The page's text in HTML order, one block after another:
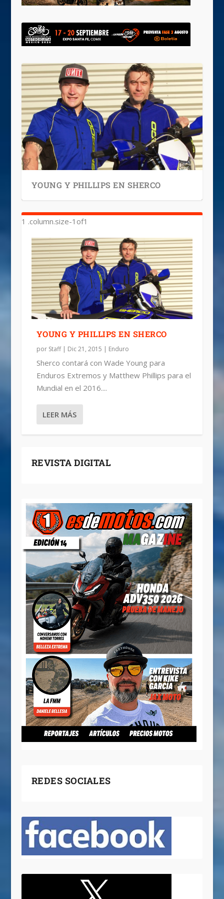
YOUNG Y PHILLIPS EN SHERCO
YOUNG Y PHILLIPS EN SHERCO
por Staff| Dic 21, 2015 | Enduro
Sherco contará con Wade Young para
Enduros Extremos y Matthew Phillips para el
Mundial en el 2016....
LEER MÁS
REVISTA DIGITAL
REDES SOCIALES